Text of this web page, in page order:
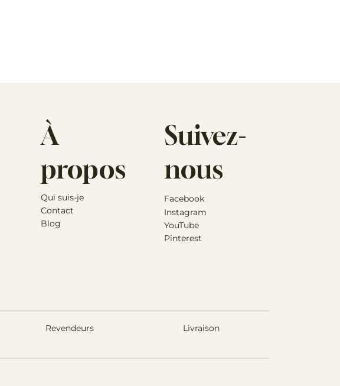
Revendeurs Livraison
Suivez-
nous
Facebook
Instagram
YouTube
Pinterest
À
propos
Qui suis-je
Contact
Blog